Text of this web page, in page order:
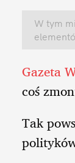
W tym
Gazeta
coś
Tak